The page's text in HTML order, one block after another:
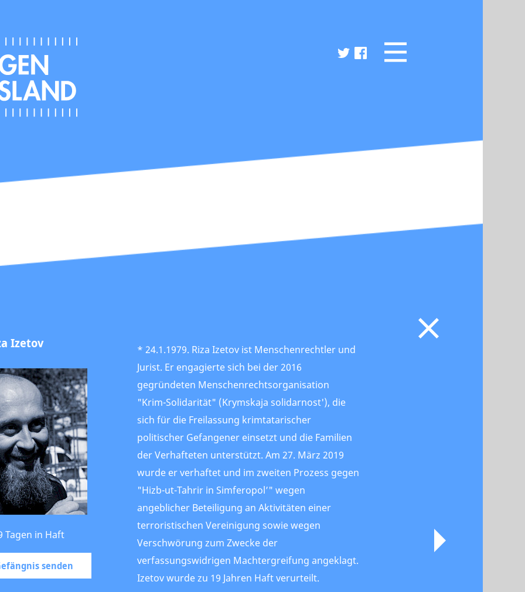
Izetov
Tagen in Haft
senden
* 24.1.1979. Riza Izetov ist Menschenrechtler und
Jurist. Er engagierte sich bei der 2016
gegründeten Menschenrechtsorganisation
"Krim-Solidarität" (Krymskaja solidarnost'), die
sich für die Freilassung krimtatarischer
politischer Gefangener einsetzt und die Familien
der Verhafteten unterstützt. Am 27. März 2019
wurde er verhaftet und im zweiten Prozess gegen
"Hizb-ut-Tahrir in Simferopol’" wegen
angeblicher Beteiligung an Aktivitäten einer
terroristischen Vereinigung sowie wegen
Verschwörung zum Zwecke der
verfassungswidrigen Machtergreifung angeklagt.
Izetov wurde zu 19 Jahren Haft verurteilt.